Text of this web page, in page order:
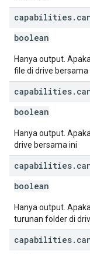
capabilities.
boolean
Hanya output.
file di drive bersama
capabilities.
boolean
Hanya output.
drive bersama ini
capabilities.
boolean
Hanya output.
turunan folder di
capabilities.